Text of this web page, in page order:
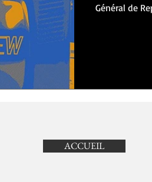
Général de
ACCUEIL